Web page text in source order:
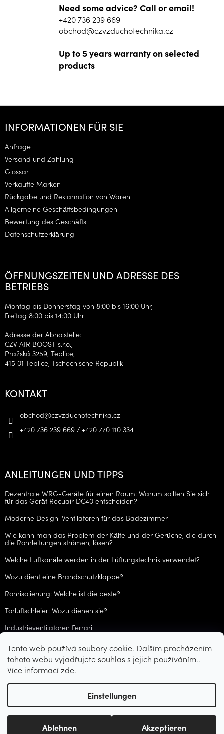
Tento web používá soubory cookie. Dalším procházením
tohoto webu vyjadřujete souhlas s jejich používáním..
Více informacízde.
Einstellungen
Ablehnen Akzeptieren
Need some advice? Call or email!
+420 736 239 669
obchod@czvzduchotechnika.cz
Up to 5 years warranty on selected
products
F
INFORMATIONEN FÜR SIE
Anfrage
Versand und Zahlung
Glossar
Verkaufte Marken
Rückgabe und Reklamation von Waren
Allgemeine Geschäftsbedingungen
Bewertung des Geschäfts
Datenschutzerklärung
ÖFFNUNGSZEITEN UND ADRESSE DES
BETRIEBS
Montag bis Donnerstag von 8:00 bis 16:00 Uhr,
Freitag 8:00 bis 14:00 Uhr
Adresse der Abholstelle:
CZV AIR BOOST s.r.o.,
Pražská 3259, Teplice,
415 01 Teplice, Tschechische Republik
KONTAKT
obchod@czvzduchotechnika.cz
+420 736 239 669 / +420 770 110 334
ANLEITUNGEN UND TIPPS
Dezentrale WRG-Geräte für einen Raum: Warum sollten Sie sich
für das Gerät Recuair DC40 entscheiden?
Moderne Design-Ventilatoren für das Badezimmer
Wie kann man das Problem der Kälte und der Gerüche, die durch
die Rohrleitungen strömen, lösen?
Welche Luftkanäle werden in der Lüftungstechnik verwendet?
Wozu dient eine Brandschutzklappe?
Rohrisolierung: Welche ist die beste?
Torluftschleier: Wozu dienen sie?
Industrieventilatoren Ferrari
ARCHIV
Erstellt von Shoptet
Copyright 2026CZVzduchotechnika.cz. Alle Rechte vorbehalten.
Cookie-Einstellungen ändern